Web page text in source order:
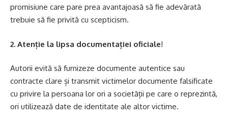
promisiune care pare prea avantajoasă să fie adevărată
trebuie să fie privită cu scepticism.
2. Atenție la lipsa documentației oficiale!
Autorii evită să furnizeze documente autentice sau
contracte clare și transmit victimelor documente falsificate
cu privire la persoana lor ori a societății pe care o reprezintă,
ori utilizează date de identitate ale altor victime.